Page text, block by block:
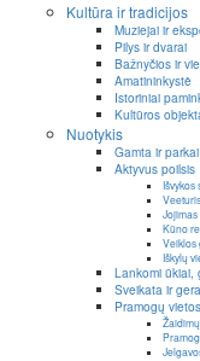
Kultūra ir tradicijos
Muziejai ir
Pilys ir dvarai
Bažnyčios ir
Amatininkystė
Istoriniai
Kultūros
Nuotykis
Gamta ir parkai
Aktyvus poilsis
Išvykos
Kūno
Veiklos
Iškylų
Lankomi ūkiai,
Sveikata ir
Pramogų vietos